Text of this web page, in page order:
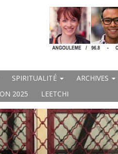
SPIRITUALITÉ ARCHIVES
2025 LEETCHI